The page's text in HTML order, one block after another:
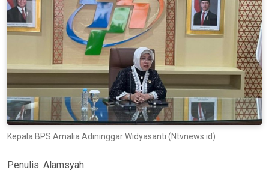
Kepala BPS Amalia Adininggar Widyasanti (Ntvnews.id)
Penulis: Alamsyah